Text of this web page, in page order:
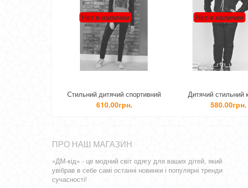
Нет в наличии
Стильний дитячий спортивний
костюм для дівчинки
610.00грн.
Нет в наличии
Дитячий стильний
спортивний із
580.00грн.
ПРО НАШ МАГАЗИН
«ДМ-кід» - це модний світ одягу для ваших дітей, який
увібрав в себе самі останні новинки і популярні тренди
сучасності!